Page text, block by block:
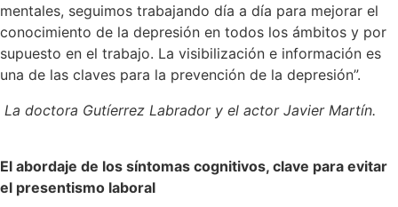
mentales, seguimos trabajando día a día para mejorar el
conocimiento de la depresión en todos los ámbitos y por
supuesto en el trabajo. La visibilización e información es
una de las claves para la prevención de la depresión”.
La doctora Gutíerrez Labrador y el actor Javier Martín.
El abordaje de los síntomas cognitivos, clave para evitar
el presentismo laboral